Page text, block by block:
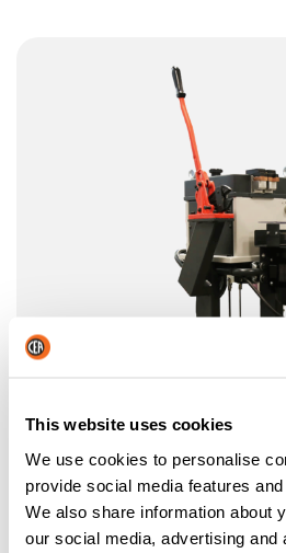
This website uses cookies
We use cookies to personalise
provide social media features
We also share information about
our social media, advertising and
CIZALLA MANUAL
Cizalla manual integrada con carro